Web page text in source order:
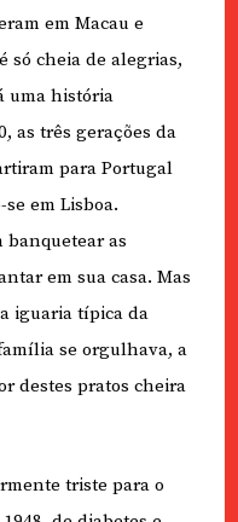
em Macau e
só cheia de alegrias,
uma história
as três gerações da
para Portugal
em Lisboa.
banquetear as
em sua casa. Mas
iguaria típica da
se orgulhava, a
destes pratos cheira
triste para o